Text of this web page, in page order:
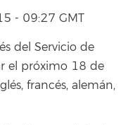
- 09:27 GMT
del Servicio de
el próximo 18 de
francés, alemán,